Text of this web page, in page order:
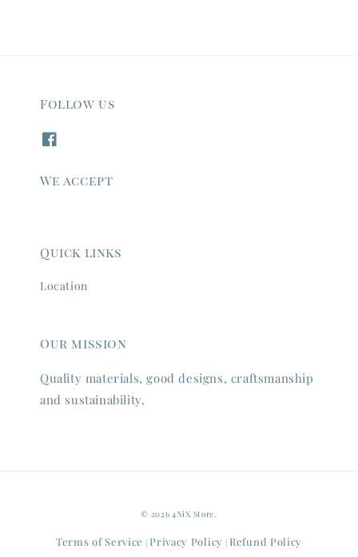
Follow us
We accept
Quick links
Location
Our mission
Quality materials, good designs, craftsmanship
and sustainability.
© 2026 4NiX Store.
Terms of Service Privacy Policy Refund Policy